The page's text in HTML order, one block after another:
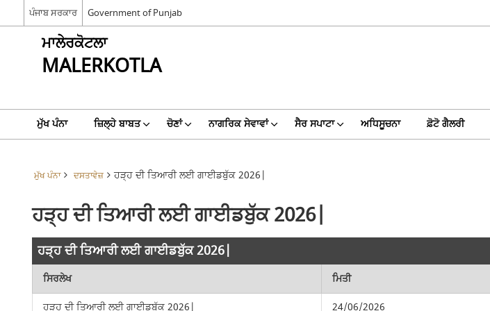
ਪੰਜਾਬ ਸਰਕਾਰ Government of Punjab
ਮਾਲੇਰਕੋਟਲਾ
MALERKOTLA
ਮੁੱਖ ਪੰਨਾ ਜ਼ਿਲ੍ਹੇ ਬਾਬਤ ਚੋਣਾਂ ਨਾਗਰਿਕ ਸੇਵਾਵਾਂ ਸੈਰ ਸਪਾਟਾ ਅਧਿਸੂਚਨਾ ਫ਼ੋਟੋ ਗੈਲਰੀ
ਮੁੱਖ ਪੰਨਾ ਦਸਤਾਵੇਜ਼ ਹੜ੍ਹ ਦੀ ਤਿਆਰੀ ਲਈ ਗਾਈਡਬੁੱਕ 2026|
ਹੜ੍ਹ ਦੀ ਤਿਆਰੀ ਲਈ ਗਾਈਡਬੁੱਕ 2026|
ਹੜ੍ਹ ਦੀ ਤਿਆਰੀ ਲਈ ਗਾਈਡਬੁੱਕ 2026|
ਸਿਰਲੇਖ ਮਿਤੀ
ਹੜ੍ਹ ਦੀ ਤਿਆਰੀ ਲਈ ਗਾਈਡਬੁੱਕ 2026|
24/06/2026